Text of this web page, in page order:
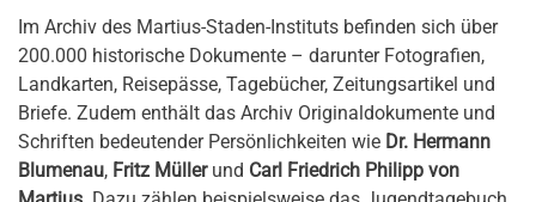
Im Archiv des Martius-Staden-Instituts befinden sich über
200.000 historische Dokumente – darunter Fotografien,
Landkarten, Reisepässe, Tagebücher, Zeitungsartikel und
Briefe. Zudem enthält das Archiv Originaldokumente und
Schriften bedeutender Persönlichkeiten wie Dr. Hermann
Blumenau, Fritz Müllerund Carl Friedrich Philipp von